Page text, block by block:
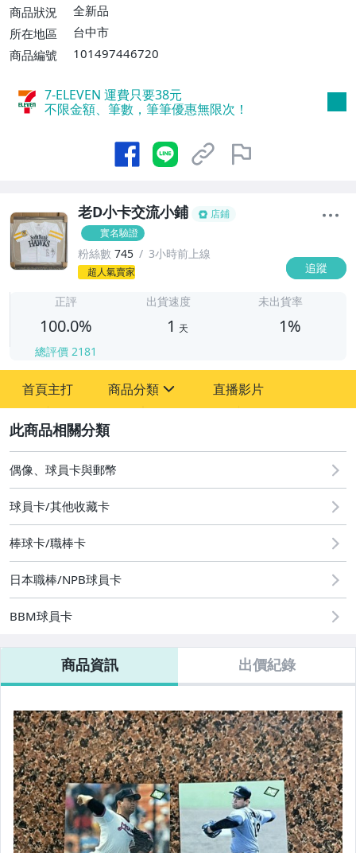
費】、郵局掛號【單件運費$31、滿10件或
消費滿$700免運費】、低溫配送【單件運
商品狀況
全新品
所在地區
台中市
商品編號
101497446720
7-ELEVEN 運費只要38元
不限金額、筆數，筆筆優惠無限次！
老D小卡交流小鋪
店鋪
實名驗證
粉絲數 745 3小時前上線
超人氣賣家 追蹤
正評
100.0%
總評價 2181
出貨速度
1 天
未出貨率
1%
首頁主打 商品分類
其它
直播影片
偶像、球員卡與郵幣
球員卡/其他收藏卡
棒球卡/職棒卡
日本職棒/NPB球員卡
BBM球員卡
商品資訊 出價紀錄